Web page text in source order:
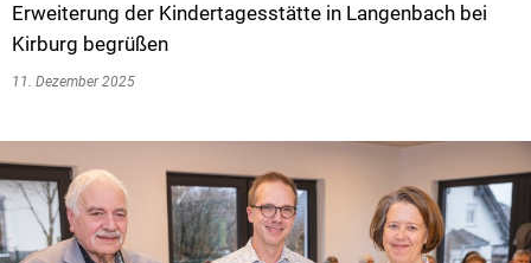
Erweiterung der Kindertagesstätte in Langenbach bei
Kirburg begrüßen
11. Dezember 2025